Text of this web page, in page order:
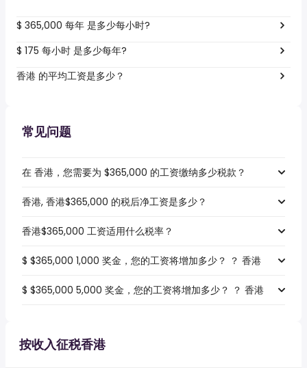
$ 365,000 每年 是多少每小时?
$ 175 每小时 是多少每年?
香港 的平均工资是多少？
常见问题
在 香港，您需要为 $365,000 的工资缴纳多少税款？
香港, 香港$365,000 的税后净工资是多少？
香港$365,000 工资适用什么税率？
$ $365,000 1,000 奖金，您的工资将增加多少？ ？ 香港
$ $365,000 5,000 奖金，您的工资将增加多少？ ？ 香港
按收入征税香港